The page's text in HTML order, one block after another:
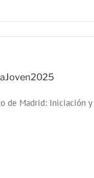
de Madrid: Iniciación